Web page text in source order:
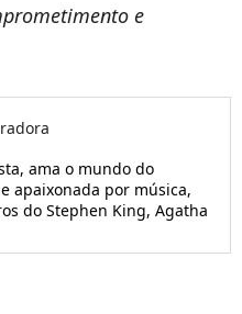
e
ama o mundo do
apaixonada por música,
do Stephen King, Agatha